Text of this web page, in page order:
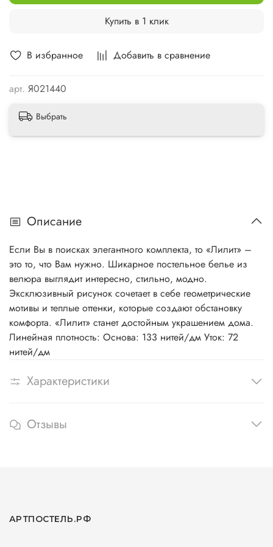
В избранное Добавить в сравнение
арт. Я021440
Купить в 1 клик
Выбрать
Описание
Если Вы в поисках элегантного комплекта, то «Лилит» –
это то, что Вам нужно. Шикарное постельное белье из
велюра выглядит интересно, стильно, модно.
Эксклюзивный рисунок сочетает в себе геометрические
мотивы и теплые оттенки, которые создают обстановку
комфорта. «Лилит» станет достойным украшением дома.
Линейная плотность: Основа: 133 нитей/дм Уток: 72
нитей/дм
Характеристики
Отзывы
АРТПОСТЕЛЬ.РФ